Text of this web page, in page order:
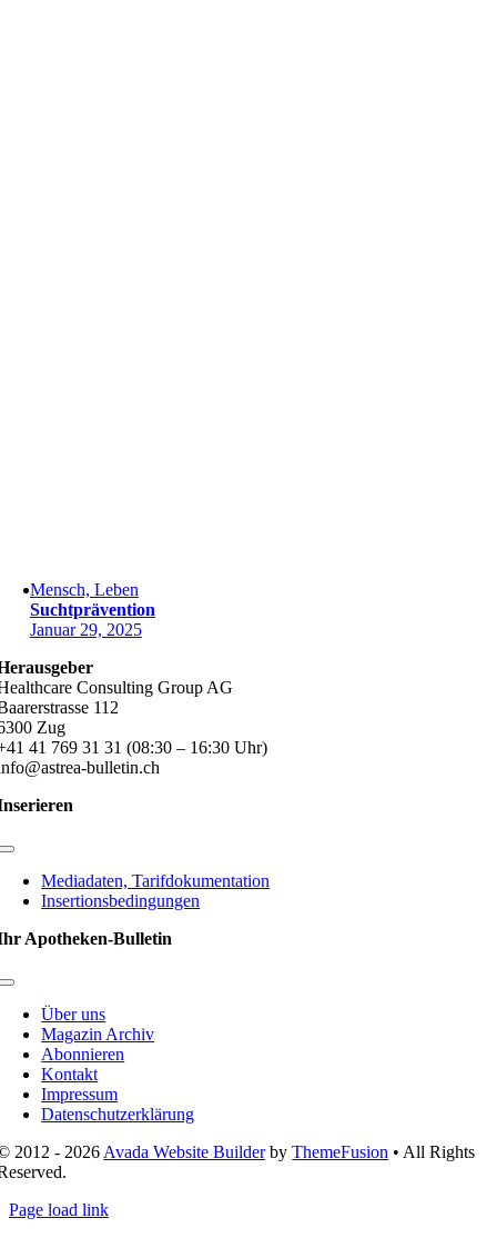
Mensch, Leben
Suchtprävention
Januar 29, 2025
Consulting Group AG
112
Zug
41 769 31 31 (08:30 – 16:30 Uhr)
bulletin.ch
Toggle
NavigationMediadaten, Tarifdokumentation
Insertionsbedingungen
Apotheken-Bulletin
Toggle
NavigationÜber uns
Magazin Archiv
Abonnieren
Kontakt
Impressum
Datenschutzerklärung
2012 - 2026 Avada Website BuilderbyThemeFusion • All Rights
Page load link